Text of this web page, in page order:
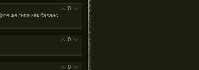
0
же типа как баланс
0
0